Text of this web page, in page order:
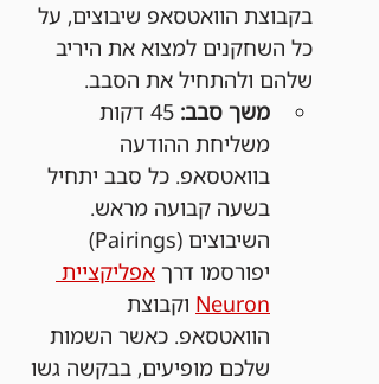
בקבוצת הוואטסאפ שיבוצים, על
כל השחקנים למצוא את היריב
שלהם ולהתחיל את הסבב.
משך סבב:
45 דקות
משליחת ההודעה
בוואטסאפ. כל סבב יתחיל
בשעה קבועה מראש.
השיבוצים (Pairings)
יפורסמו דרך אפליקציית
Neuron וקבוצת
הוואטסאפ. כאשר השמות
שלכם מופיעים, בבקשה גשו